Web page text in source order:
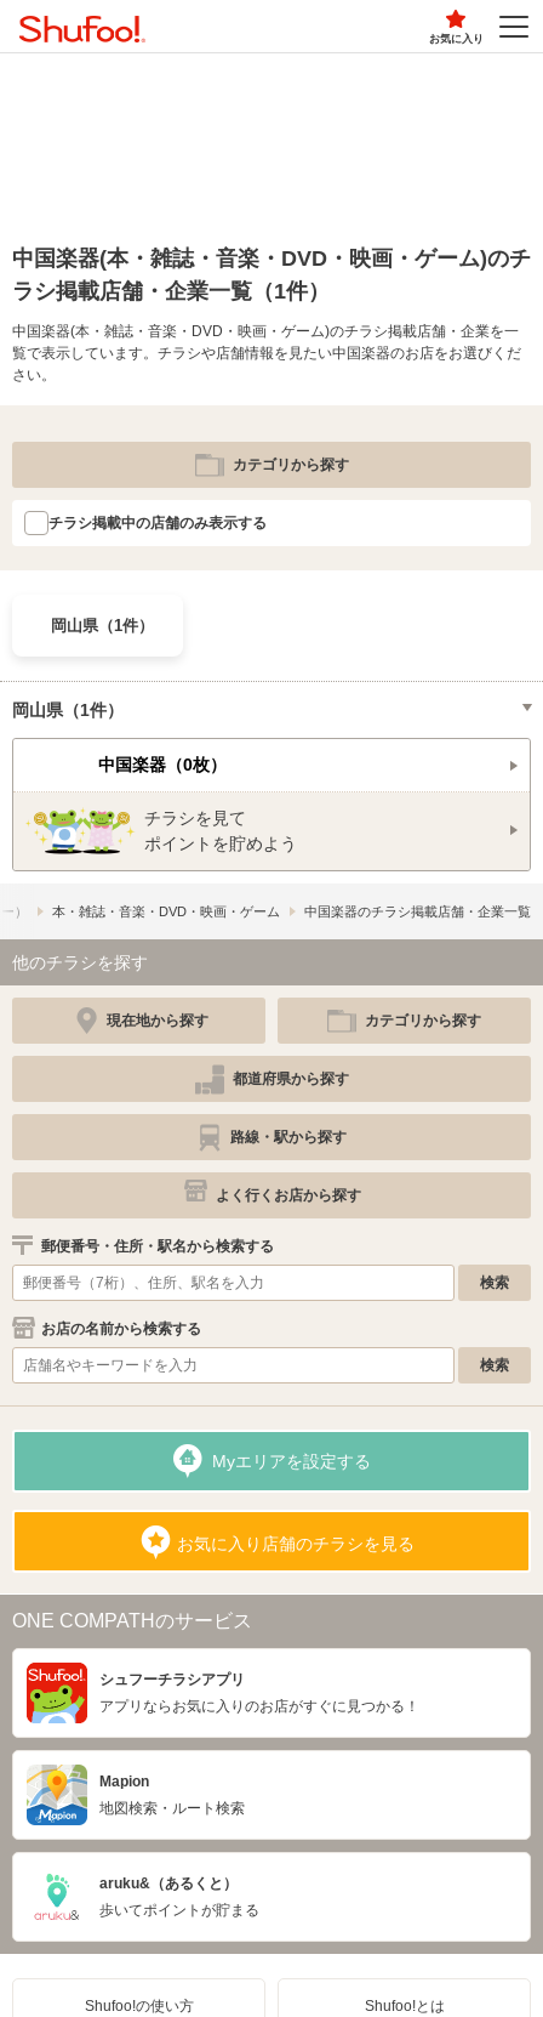
お気に入り
中国楽器(本・雑誌・音楽・DVD・映画・ゲーム)のチ
ラシ掲載店舗・企業一覧（1件）
中国楽器(本・雑誌・音楽・DVD・映画・ゲーム)のチラシ掲載店舗・企業を一
覧で表示しています。チラシや店舗情報を見たい中国楽器のお店をお選びくだ
さい。
カテゴリから探す
チラシ掲載中の店舗のみ表示する
岡山県（1件）
岡山県（1件）
中国楽器（0枚）
チラシを見て
ポイントを貯めよう
） 本・雑誌・音楽・DVD・映画・ゲーム 中国楽器のチラシ掲載店舗・企業一覧
他のチラシを探す
現在地から探す カテゴリから探す
都道府県から探す
路線・駅から探す
よく行くお店から探す
郵便番号・住所・駅名から検索する
お店の名前から検索する
Myエリアを設定する
お気に入り店舗のチラシを見る
ONE COMPATHのサービス
シュフーチラシアプリ
アプリならお気に入りのお店がすぐに見つかる！
Mapion
地図検索・ルート検索
aruku&（あるくと）
歩いてポイントが貯まる
Shufoo!の使い方 Shufoo!とは